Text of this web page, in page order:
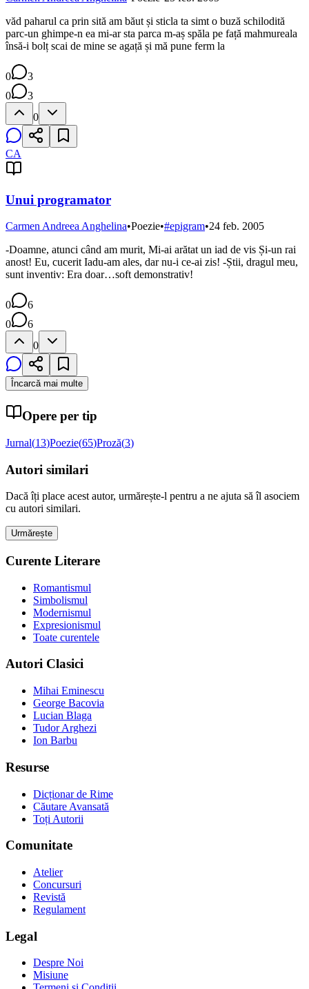
văd paharul ca prin sită am băut și sticla ta simt o buză schilodită
parc-un ghimpe-n ea mi-ar sta parca m-aș spăla pe față mahmureala
însă-i bolț scai de mine se agață și mă pune ferm la
0
3
0
3
0
CA
Unui programator
Carmen Andreea Anghelina•Poezie•#epigram•24 feb. 2005
-Doamne, atunci când am murit, Mi-ai arătat un iad de vis Și-un rai
anost! Eu, cucerit Iadu-am ales, dar nu-i ce-ai zis! -Știi, dragul meu,
sunt inventiv: Era doar…soft demonstrativ!
0
6
0
6
0
Încarcă mai multe
Opere per tip
Jurnal(13)Poezie(65)Proză(3)
Autori similari
Dacă îți place acest autor, urmărește-l pentru a ne ajuta să îl asociem
cu autori similari.
Urmărește
Curente Literare
Romantismul
Simbolismul
Modernismul
Expresionismul
Toate curentele
Autori Clasici
Mihai Eminescu
George Bacovia
Lucian Blaga
Tudor Arghezi
Ion Barbu
Resurse
Dicționar de Rime
Căutare Avansată
Toți Autorii
Comunitate
Atelier
Concursuri
Revistă
Regulament
Legal
Despre Noi
Misiune